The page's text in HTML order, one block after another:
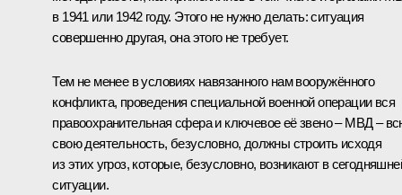
в 1941 или 1942 году. Этого не нужно делать: ситуация
совершенно другая, она этого не требует.
Тем не менее в условиях навязанного нам вооружённого
конфликта, проведения специальной военной операции вся
правоохранительная сфера и ключевое её звено – МВД –
свою деятельность, безусловно, должны строить исходя
из этих угроз, которые, безусловно, возникают в
ситуации.